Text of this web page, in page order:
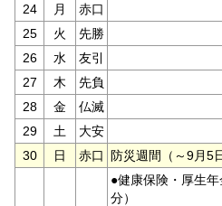
24
月
赤口
25
火
先勝
26
水
友引
27
木
先負
28
金
仏滅
29
土
大安
30
日 赤口 防災週間（～9月5
●健康保険・厚生
分）